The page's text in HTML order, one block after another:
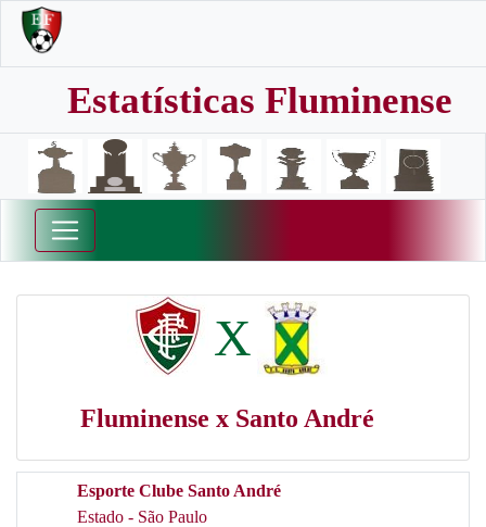
Estatísticas Fluminense
X
Fluminense x Santo André
Esporte Clube Santo André
Estado - São Paulo